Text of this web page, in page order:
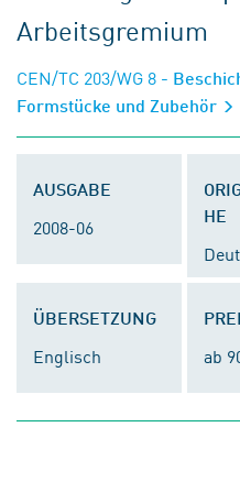
Arbeitsgremium
CEN/TC 203/WG 8 -
Formstücke und Zubehör
AUSGABE
2008-06
HE
ÜBERSETZUNG
Englisch ab